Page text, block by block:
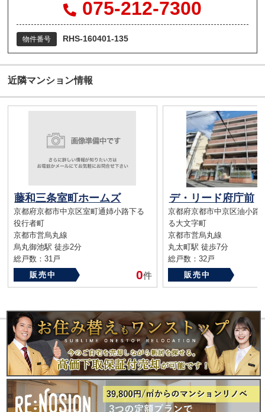
075-212-7300
物件番号 RHS-160401-135
近隣マンション情報
藤和三条室町ホームズ
京都府京都市中京区室町通姉小路下る
役行者町
京都市営烏丸線
烏丸御池駅 徒歩2分
総戸数：31戸
築年数：2002年
販売中 0件
デ・リード府庁前
京都府京都市中京区油小路
る大文字町
京都市営烏丸線
丸太町駅 徒歩7分
総戸数：32戸
築年数：1990年
販売中